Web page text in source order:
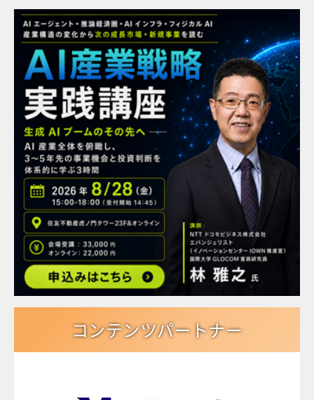
コンテンツパートナー